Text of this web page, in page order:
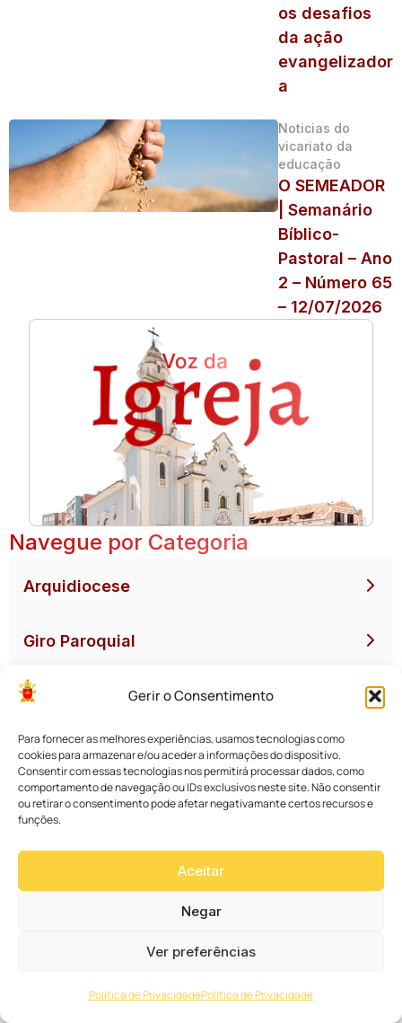
Gerir o Consentimento
Para fornecer as melhores experiências, usamos tecnologias como
cookies para armazenar e/ou aceder a informações do dispositivo.
Consentir com essas tecnologias nos permitirá processar dados, como
comportamento de navegação ou IDs exclusivos neste site. Não consentir
ou retirar o consentimento pode afetar negativamante certos recursos e
funções.
Aceitar
Negar
Ver preferências
Política de PrivacidadePolítica de Privacidade
os desafios
da ação
evangelizador
a
Noticias do
vicariato da
educação
O SEMEADOR
| Semanário
Bíblico-
Pastoral – Ano
2 – Número 65
– 12/07/2026
Navegue por Categoria
Arquidiocese
Giro Paroquial
Pastorais
Comissões
CNBB
23 a 25/07: Capela São Cristóvão da Paróquia
tríduo, carreata e festa comunitária